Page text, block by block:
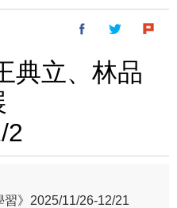
典立、林品
2
習》2025/11/26-12/21